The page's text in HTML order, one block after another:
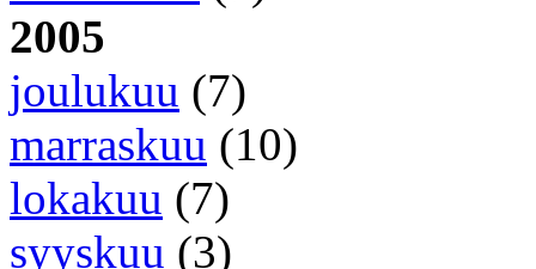
2005
joulukuu (7)
marraskuu (10)
lokakuu (7)
syyskuu (3)